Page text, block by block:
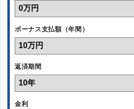
ボーナス支払額（年間）
返済期間
金利